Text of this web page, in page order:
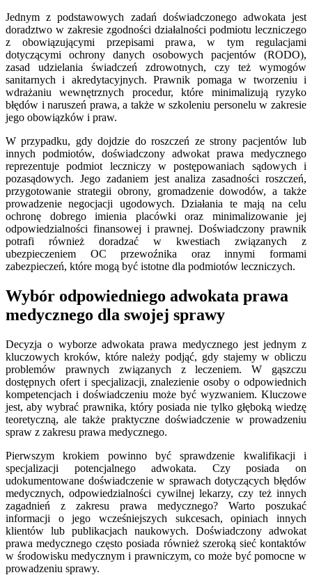
Jednym z podstawowych zadań doświadczonego adwokata jest
doradztwo w zakresie zgodności działalności podmiotu leczniczego
z obowiązującymi przepisami prawa, w tym regulacjami
dotyczącymi ochrony danych osobowych pacjentów (RODO),
zasad udzielania świadczeń zdrowotnych, czy też wymogów
sanitarnych i akredytacyjnych. Prawnik pomaga w tworzeniu i
wdrażaniu wewnętrznych procedur, które minimalizują ryzyko
błędów i naruszeń prawa, a także w szkoleniu personelu w zakresie
jego obowiązków i praw.
W przypadku, gdy dojdzie do roszczeń ze strony pacjentów lub
innych podmiotów, doświadczony adwokat prawa medycznego
reprezentuje podmiot leczniczy w postępowaniach sądowych i
pozasądowych. Jego zadaniem jest analiza zasadności roszczeń,
przygotowanie strategii obrony, gromadzenie dowodów, a także
prowadzenie negocjacji ugodowych. Działania te mają na celu
ochronę dobrego imienia placówki oraz minimalizowanie jej
odpowiedzialności finansowej i prawnej. Doświadczony prawnik
potrafi również doradzać w kwestiach związanych z
ubezpieczeniem OC przewoźnika oraz innymi formami
zabezpieczeń, które mogą być istotne dla podmiotów leczniczych.
Wybór odpowiedniego adwokata prawa
medycznego dla swojej sprawy
Decyzja o wyborze adwokata prawa medycznego jest jednym z
kluczowych kroków, które należy podjąć, gdy stajemy w obliczu
problemów prawnych związanych z leczeniem. W gąszczu
dostępnych ofert i specjalizacji, znalezienie osoby o odpowiednich
kompetencjach i doświadczeniu może być wyzwaniem. Kluczowe
jest, aby wybrać prawnika, który posiada nie tylko głęboką wiedzę
teoretyczną, ale także praktyczne doświadczenie w prowadzeniu
spraw z zakresu prawa medycznego.
Pierwszym krokiem powinno być sprawdzenie kwalifikacji i
specjalizacji potencjalnego adwokata. Czy posiada on
udokumentowane doświadczenie w sprawach dotyczących błędów
medycznych, odpowiedzialności cywilnej lekarzy, czy też innych
zagadnień z zakresu prawa medycznego? Warto poszukać
informacji o jego wcześniejszych sukcesach, opiniach innych
klientów lub publikacjach naukowych. Doświadczony adwokat
prawa medycznego często posiada również szeroką sieć kontaktów
w środowisku medycznym i prawniczym, co może być pomocne w
prowadzeniu sprawy.